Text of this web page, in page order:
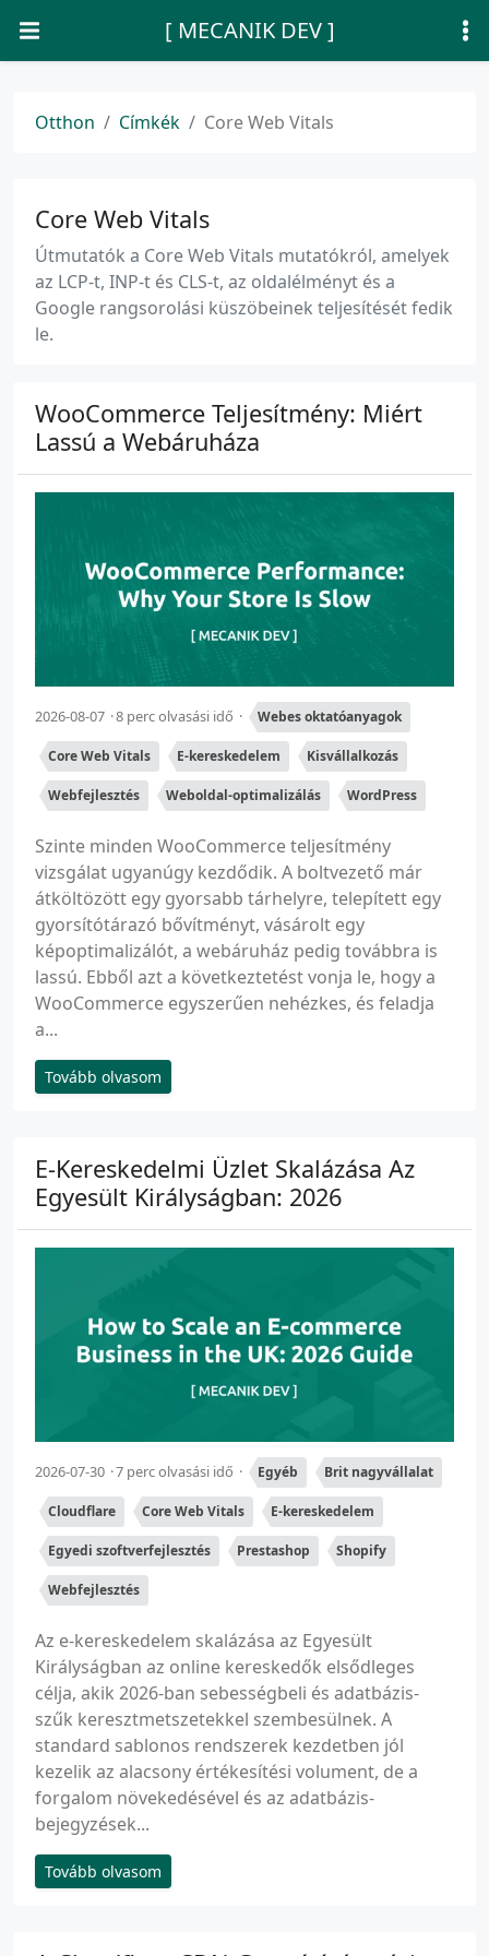
[ MECANIK DEV ]
Otthon Címkék Core Web Vitals
Core Web Vitals
Útmutatók a Core Web Vitals mutatókról, amelyek
az LCP-t, INP-t és CLS-t, az oldalélményt és a
Google rangsorolási küszöbeinek teljesítését fedik
le.
WooCommerce Teljesítmény: Miért
Lassú a Webáruháza
2026-08-07 8 perc olvasási idő Webes oktatóanyagok
Core Web Vitals E-kereskedelem Kisvállalkozás
Webfejlesztés Weboldal-optimalizálás WordPress
Szinte minden WooCommerce teljesítmény
vizsgálat ugyanúgy kezdődik. A boltvezető már
átköltözött egy gyorsabb tárhelyre, telepített egy
gyorsítótárazó bővítményt, vásárolt egy
képoptimalizálót, a webáruház pedig továbbra is
lassú. Ebből azt a következtetést vonja le, hogy a
WooCommerce egyszerűen nehézkes, és feladja
a...
Tovább olvasom
E-Kereskedelmi Üzlet Skalázása Az
Egyesült Királyságban: 2026
2026-07-30 7 perc olvasási idő Egyéb Brit nagyvállalat
Cloudflare Core Web Vitals E-kereskedelem
Egyedi szoftverfejlesztés Prestashop Shopify
Webfejlesztés
Az e-kereskedelem skalázása az Egyesült
Királyságban az online kereskedők elsődleges
célja, akik 2026-ban sebességbeli és adatbázis-
szűk keresztmetszetekkel szembesülnek. A
standard sablonos rendszerek kezdetben jól
kezelik az alacsony értékesítési volument, de a
forgalom növekedésével és az adatbázis-
bejegyzések...
Tovább olvasom